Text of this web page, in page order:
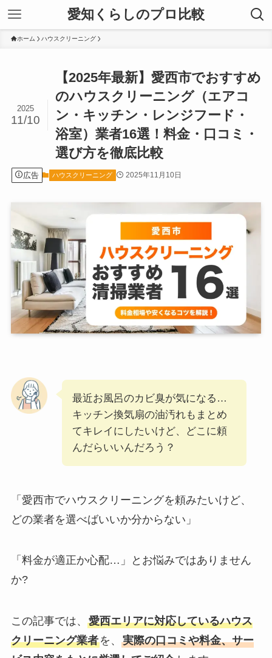
愛知くらしのプロ比較
ホーム ハウスクリーニング
【2025年最新】愛西市でおすすめ
のハウスクリーニング（エアコ
ン・キッチン・レンジフード・
浴室）業者16選！料金・口コミ・
選び方を徹底比較
2025
11/10
広告 ハウスクリーニング 2025年11月10日
最近お風呂のカビ臭が気になる…
キッチン換気扇の油汚れもまとめ
てキレイにしたいけど、どこに頼
んだらいいんだろう？
「愛西市でハウスクリーニングを頼みたいけど、
どの業者を選べばいいか分からない」
「料金が適正か心配…」とお悩みではありません
か?
この記事では、 愛西エリアに対応しているハウス
クリーニング業者を、 実際の口コミや料金、サー